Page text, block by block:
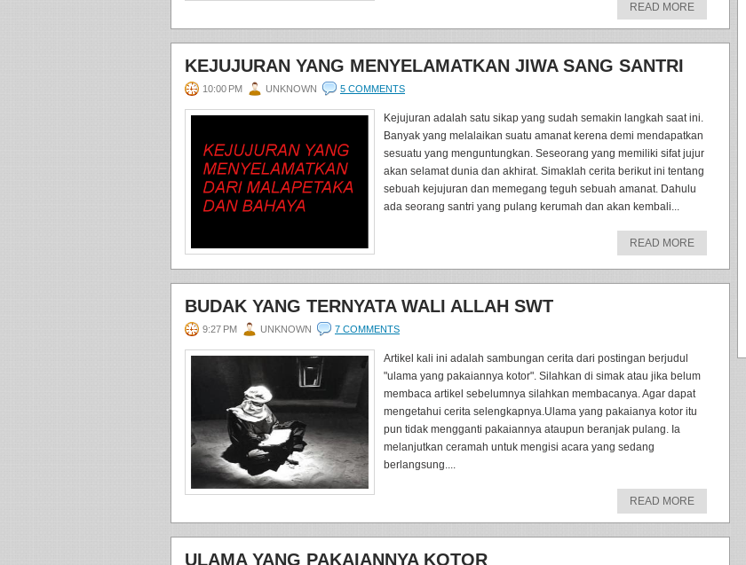
READ MORE
KEJUJURAN YANG MENYELAMATKAN JIWA SANG SANTRI
10:00 PM UNKNOWN 5 COMMENTS
Kejujuran adalah satu sikap yang sudah semakin langkah saat ini.
Banyak yang melalaikan suatu amanat kerena demi mendapatkan
sesuatu yang menguntungkan. Seseorang yang memiliki sifat jujur
akan selamat dunia dan akhirat. Simaklah cerita berikut ini tentang
sebuah kejujuran dan memegang teguh sebuah amanat. Dahulu
ada seorang santri yang pulang kerumah dan akan kembali...
READ MORE
BUDAK YANG TERNYATA WALI ALLAH SWT
9:27 PM UNKNOWN 7 COMMENTS
Artikel kali ini adalah sambungan cerita dari postingan berjudul
"ulama yang pakaiannya kotor". Silahkan di simak atau jika belum
membaca artikel sebelumnya silahkan membacanya. Agar dapat
mengetahui cerita selengkapnya.Ulama yang pakaianya kotor itu
pun tidak mengganti pakaiannya ataupun beranjak pulang. Ia
melanjutkan ceramah untuk mengisi acara yang sedang
berlangsung....
READ MORE
ULAMA YANG PAKAIANNYA KOTOR